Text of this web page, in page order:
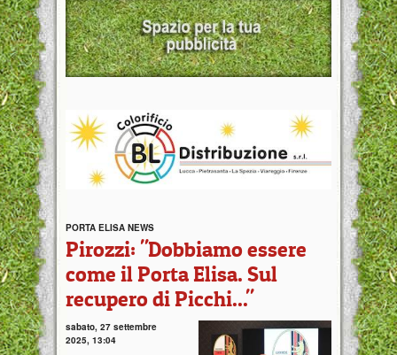
PORTA ELISA NEWS
Pirozzi: "Dobbiamo essere
come il Porta Elisa. Sul
recupero di Picchi..."
sabato, 27 settembre
2025, 13:04